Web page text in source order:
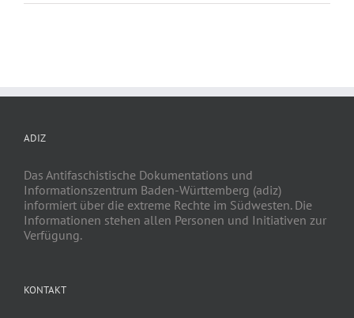
ADIZ
Das Antifaschistische Dokumentations und
Informationszentrum Baden-Württemberg (adiz)
informiert über die extreme Rechte im Südwesten. Die
Informationen stehen allen Personen und Initiativen zur
Verfügung.
KONTAKT